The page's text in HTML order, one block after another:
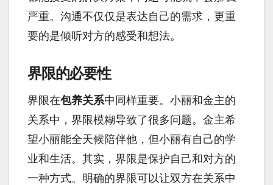
严重。沟通不仅仅是表达自己的需求，更重
要的是倾听对方的感受和想法。
界限的必要性
界限在包养关系中同样重要。小丽和金主的
关系中，界限模糊导致了很多问题。金主希
望小丽能全天候陪伴他，但小丽有自己的学
业和生活。其实，界限是保护自己和对方的
一种方式。明确的界限可以让双方在关系中